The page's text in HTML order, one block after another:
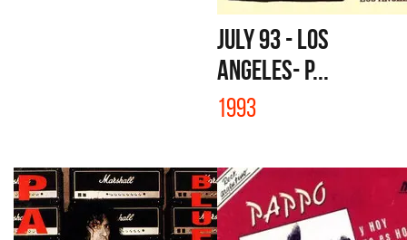
JULY 93 - LOS
ANGELES- P...
1993